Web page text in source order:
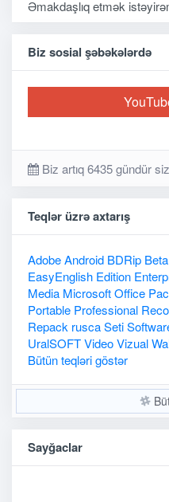
Əmakdaşlıq etmək
Biz sosial şəbəkələrdə
Biz artıq 6435 gündür
Teqlər üzrə axtarış
AdobeAndroid BDRip Beta
EasyEnglish Edition
Media MicrosoftOffice
Portable Professional
Repack ruscaSeti
UralSOFTVideoVizual
Bütün teqləri göstər
Sayğaclar